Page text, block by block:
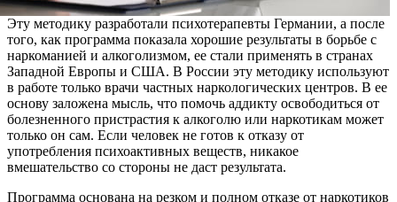
Эту методику разработали психотерапевты Германии, а после
того, как программа показала хорошие результаты в борьбе с
наркоманией и алкоголизмом, ее стали применять в странах
Западной Европы и США. В России эту методику используют
в работе только врачи частных наркологических центров. В ее
основу заложена мысль, что помочь аддикту освободиться от
болезненного пристрастия к алкоголю или наркотикам может
только он сам. Если человек не готов к отказу от
употребления психоактивных веществ, никакое
вмешательство со стороны не даст результата.
Программа основана на резком и полном отказе от наркотиков